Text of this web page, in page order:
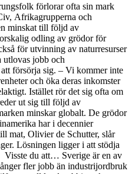
förlorar ofta sin mark
Afrikagrupperna och
minskat till följd av
odling av grödor för
för utvinning av naturresurser
utlovas jobb och
försörja sig. – Vi kommer inte
och öka deras inkomster
Istället rör det sig ofta om
ut sig till följd av
minskar globalt. De grödor
har i decennier
mat, Olivier de Schutter, slår
Lösningen ligger i att stödja
Visste du att… Sverige är en av
fler jobb än industrijordbruk